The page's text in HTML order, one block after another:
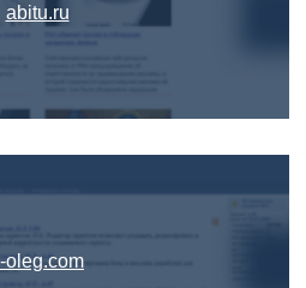
abitu.ru
oleg.com